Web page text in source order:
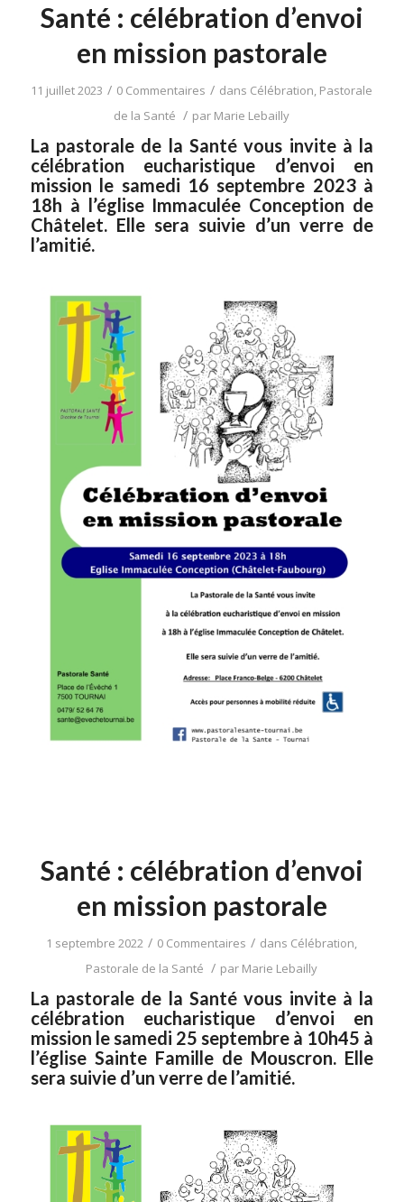
Santé : célébration d’envoi
en mission pastorale
11 juillet 2023 / 0 Commentaires / dans Célébration, Pastorale
de la Santé / par Marie Lebailly
La pastorale de la Santé vous invite à la
célébration eucharistique d’envoi en
mission le samedi 16 septembre 2023 à
18h à l’église Immaculée Conception de
Châtelet. Elle sera suivie d’un verre de
l’amitié.
Santé : célébration d’envoi
en mission pastorale
1 septembre 2022 / 0 Commentaires / dans Célébration,
Pastorale de la Santé / par Marie Lebailly
La pastorale de la Santé vous invite à la
célébration eucharistique d’envoi en
mission le samedi 25 septembre à 10h45 à
l’église Sainte Famille de Mouscron. Elle
sera suivie d’un verre de l’amitié.